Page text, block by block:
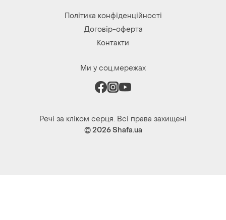
Політика конфіденційності
Договір-оферта
Контакти
Ми у соц.мережах
Речі за кліком серця. Всі права захищені
© 2026Shafa.ua